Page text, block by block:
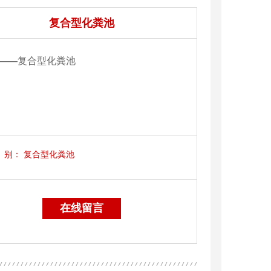
复合型化粪池
——复合型化粪池
： 复合型化粪池
在线留言